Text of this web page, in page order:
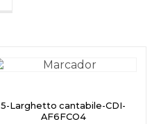
5-Larghetto cantabile-CDI-
AF6FCO4